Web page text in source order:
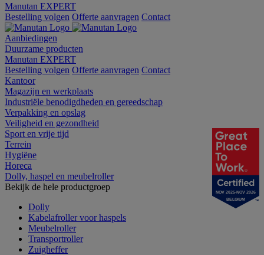
Manutan EXPERT
Bestelling volgen Offerte aanvragen Contact
Aanbiedingen
Duurzame producten
Manutan EXPERT
Bestelling volgen Offerte aanvragen Contact
Kantoor
Magazijn en werkplaats
Industriële benodigdheden en gereedschap
Verpakking en opslag
Veiligheid en gezondheid
Sport en vrije tijd
Terrein
Hygiëne
Horeca
Dolly, haspel en meubelroller
Bekijk de hele productgroep
Dolly
Kabelafroller voor haspels
Meubelroller
Transportroller
Zuigheffer
NOV 2025-NOV 2026
BELGIUM